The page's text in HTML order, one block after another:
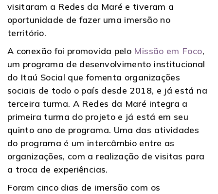
visitaram a Redes da Maré e tiveram a
oportunidade de fazer uma imersão no
território.
A conexão foi promovida pelo Missão em Foco,
um programa de desenvolvimento institucional
do Itaú Social que fomenta organizações
sociais de todo o país desde 2018, e já está na
terceira turma. A Redes da Maré integra a
primeira turma do projeto e já está em seu
quinto ano de programa. Uma das atividades
do programa é um intercâmbio entre as
organizações, com a realização de visitas para
a troca de experiências.
Foram cinco dias de imersão com os